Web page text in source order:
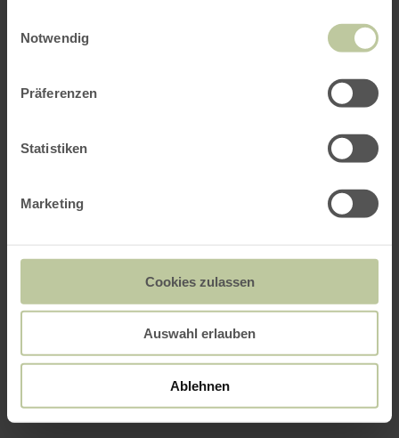
Notwendig
Präferenzen
Statistiken
Marketing
Cookies zulassen
Auswahl erlauben
Ablehnen